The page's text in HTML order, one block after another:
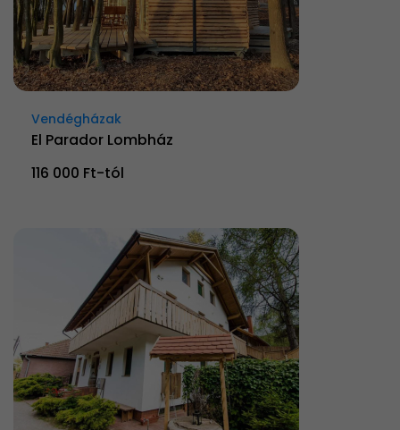
Vendégházak
El Parador Lombház
116 000 Ft-tól